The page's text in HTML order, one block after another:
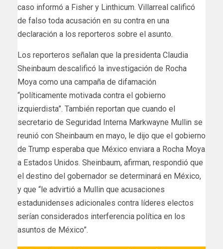
caso informó a Fisher y Linthicum. Villarreal calificó
de falso toda acusación en su contra en una
declaración a los reporteros sobre el asunto.
Los reporteros señalan que la presidenta Claudia
Sheinbaum descalificó la investigación de Rocha
Moya como una campaña de difamación
“políticamente motivada contra el gobierno
izquierdista”. También reportan que cuando el
secretario de Seguridad Interna Markwayne Mullin se
reunió con Sheinbaum en mayo, le dijo que el gobierno
de Trump esperaba que México enviara a Rocha Moya
a Estados Unidos. Sheinbaum, afirman, respondió que
el destino del gobernador se determinará en México,
y que “le advirtió a Mullin que acusaciones
estadunidenses adicionales contra líderes electos
serían considerados interferencia política en los
asuntos de México”.